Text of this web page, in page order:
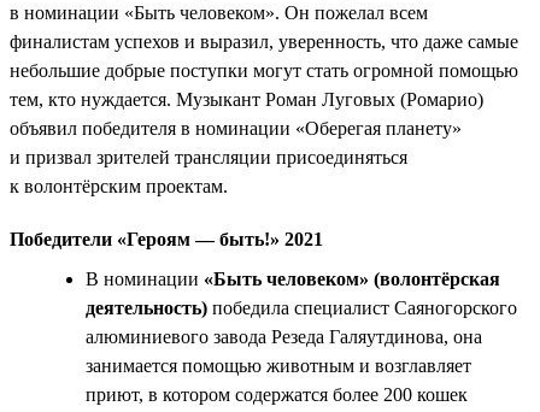
в номинации «Быть человеком». Он пожелал всем
финалистам успехов и выразил, уверенность, что даже самые
небольшие добрые поступки могут стать огромной помощью
тем, кто нуждается. Музыкант Роман Луговых (Ромарио)
объявил победителя в номинации «Оберегая планету»
и призвал зрителей трансляции присоединяться
к волонтёрским проектам.
Победители «Героям — быть!» 2021
В номинации «Быть человеком» (волонтёрская
деятельность) победила специалист Саяногорского
алюминиевого завода Резеда Галяутдинова, она
занимается помощью животным и возглавляет
приют, в котором содержатся более 200 кошек